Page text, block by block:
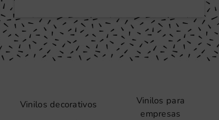
Vinilos decorativos
Vinilos para
empresas